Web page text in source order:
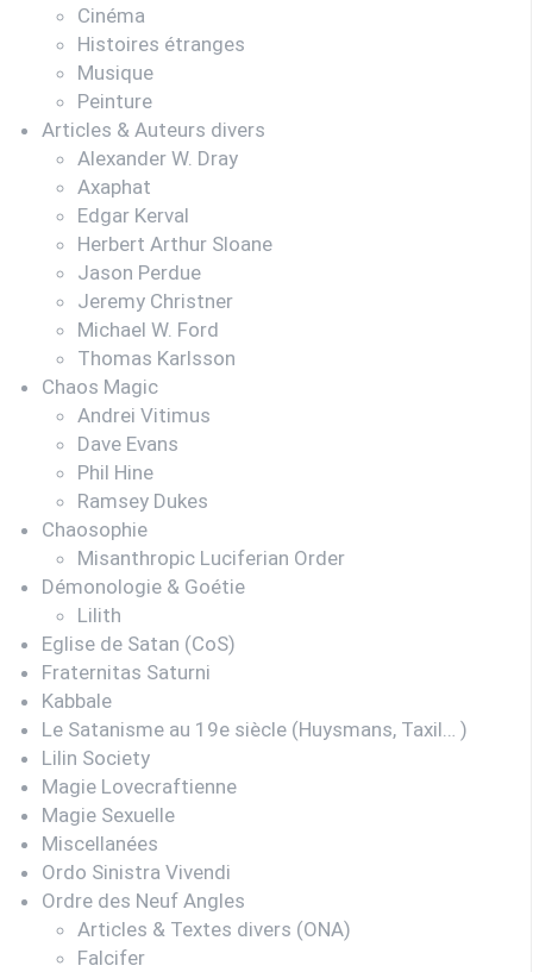
Cinéma
Histoires étranges
Musique
Peinture
Articles & Auteurs divers
Alexander W. Dray
Axaphat
Edgar Kerval
Herbert Arthur Sloane
Jason Perdue
Jeremy Christner
Michael W. Ford
Thomas Karlsson
Chaos Magic
Andrei Vitimus
Dave Evans
Phil Hine
Ramsey Dukes
Chaosophie
Misanthropic Luciferian Order
Démonologie & Goétie
Lilith
Eglise de Satan (CoS)
Fraternitas Saturni
Kabbale
Le Satanisme au 19e siècle (Huysmans, Taxil… )
Lilin Society
Magie Lovecraftienne
Magie Sexuelle
Miscellanées
Ordo Sinistra Vivendi
Ordre des Neuf Angles
Articles & Textes divers (ONA)
Falcifer